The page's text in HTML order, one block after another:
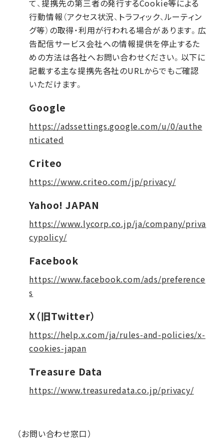
て、提携先の第三者の発行するCookie等による
行動情報（アクセス状況、トラフィック、ルーティン
グ等）の取得・利用が行われる場合があります。広
告配信サービス会社への情報提供を停止するた
めの方法は各社へお問い合わせください。以下に
記載する主な提携先各社のURLからでもご確認
いただけます。
Google
https://adssettings.google.com/u/0/authe
nticated
Criteo
https://www.criteo.com/jp/privacy/
Yahoo! JAPAN
https://www.lycorp.co.jp/ja/company/priva
cypolicy/
Facebook
https://www.facebook.com/ads/preference
s
X（旧Twitter）
https://help.x.com/ja/rules-and-policies/x-
cookies-japan
Treasure Data
https://www.treasuredata.co.jp/privacy/
（お問い合わせ窓口）